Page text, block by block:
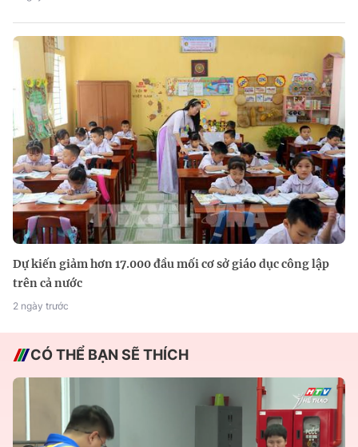
Dự kiến giảm hơn 17.000 đầu mối cơ sở giáo dục công lập
trên cả nước
2 ngày trước
CÓ THỂ BẠN SẼ THÍCH